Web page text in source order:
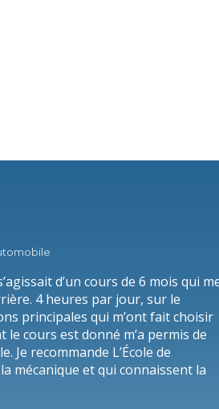
d’un cours de 6 mois qui
4 heures par jour, sur le
principales qui m’ont fait choisir
le cours est donné m’a permis de
Je recommande L’École de
mécanique et qui connaissent la
Si vous pouvez vous le payer,